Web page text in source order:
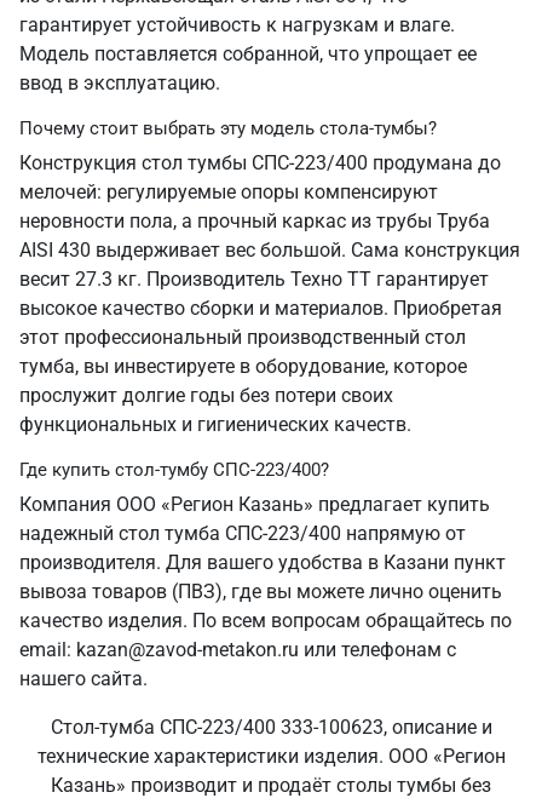
гарантирует устойчивость к нагрузкам и влаге.
Модель поставляется собранной, что упрощает ее
ввод в эксплуатацию.
Почему стоит выбрать эту модель стола-тумбы?
Конструкция стол тумбы СПС-223/400 продумана до
мелочей: регулируемые опоры компенсируют
неровности пола, а прочный каркас из трубы Труба
AISI 430 выдерживает вес большой. Сама конструкция
весит 27.3 кг. Производитель Техно ТТ гарантирует
высокое качество сборки и материалов. Приобретая
этот профессиональный производственный стол
тумба, вы инвестируете в оборудование, которое
прослужит долгие годы без потери своих
функциональных и гигиенических качеств.
Где купить стол-тумбу СПС-223/400?
Компания ООО «Регион Казань» предлагает купить
надежный стол тумба СПС-223/400 напрямую от
производителя. Для вашего удобства в Казани пункт
вывоза товаров (ПВЗ), где вы можете лично оценить
качество изделия. По всем вопросам обращайтесь по
email: kazan@zavod-metakon.ru или телефонам с
нашего сайта.
Стол-тумба СПС-223/400 333-100623, описание и
технические характеристики изделия. ООО «Регион
Казань» производит и продаёт столы тумбы без